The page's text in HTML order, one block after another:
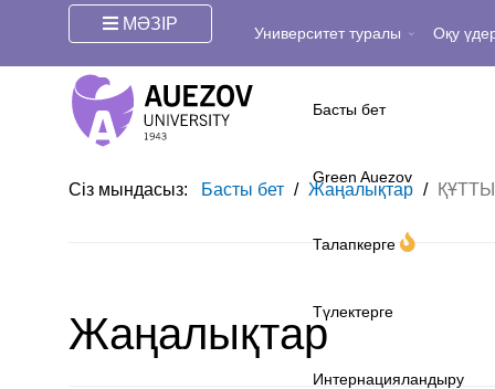
МӘЗІР Университет туралы Оқу
Басты бет
Green Auezov
Талапкерге
Түлектерге
Интернацияландыру
Сіз мындасыз: Басты бет / Жаңалықтар /
Жаңалықтар